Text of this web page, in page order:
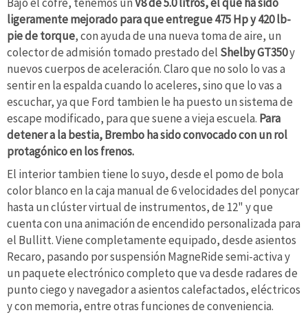
ligeramente mejorado para que entregue 475 Hp y420 lb-
piede torque, con ayuda de una nueva toma de aire, un
colector de admisión tomado prestado del Shelby GT350y
nuevos cuerpos de aceleración. Claro que no solo lo vas a
sentir en la espalda cuando lo aceleres, sino que lo vas a
escuchar, ya que Ford tambien le ha puesto un sistema de
escape modificado, para que suene a vieja escuela. Para
detener a la bestia, Brembo ha sido convocado con un rol
protagónico en los frenos.
El interior tambien tiene lo suyo, desde el pomo de bola
color blanco en la caja manual de 6 velocidades del ponycar
hasta un clúster virtual de instrumentos, de 12" y que
cuenta con una animación de encendido personalizada para
el Bullitt. Viene completamente equipado, desde asientos
Recaro, pasando por suspensión MagneRide semi-activa y
un paquete electrónico completo que va desde radares de
punto ciego y navegador a asientos calefactados, eléctricos
y con memoria, entre otras funciones de conveniencia.